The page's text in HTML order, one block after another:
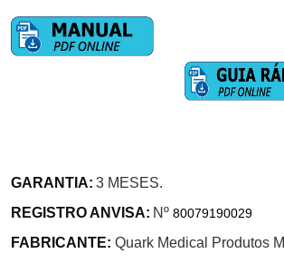
GARANTIA: 3 MESES.
REGISTRO ANVISA: Nº 80079190029
FABRICANTE: Quark Medical Produtos